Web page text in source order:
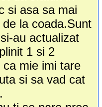
si asa sa mai
la coada.Sunt
au actualizat
1 si 2
mie imi tare
si sa vad cat